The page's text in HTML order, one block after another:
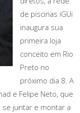
de piscinas iGUi
inaugura sua
primeira loja
conceito em Rio
Preto no
próximo dia 8. A
e Felipe Neto, que
juntar e montar a